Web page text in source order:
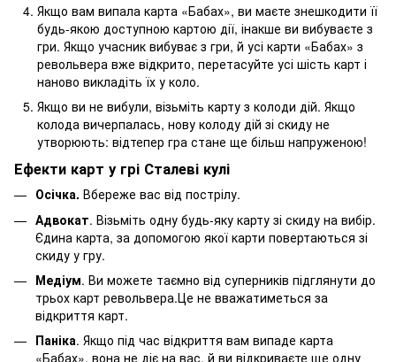
Якщо вам випала карта «Бабах», ви маєте знешкодити її
будь-якою доступною картою дії, інакше ви вибуваєте з
гри. Якщо учасник вибуває з гри, й усі карти «Бабах» з
револьвера вже відкрито, перетасуйте усі шість карт і
наново викладіть їх у коло.
Якщо ви не вибули, візьміть карту з колоди дій. Якщо
колода вичерпалась, нову колоду дій зі скиду не
утворюють: відтепер гра стане ще більш напруженою!
Ефекти карт у грі Сталеві кулі
Осічка. Вбереже вас від пострілу.
Адвокат. Візьміть одну будь-яку карту зі скиду на вибір.
Єдина карта, за допомогою якої карти повертаються зі
скиду у гру.
Медіум. Ви можете таємно від суперників підглянути до
трьох карт револьвера.Це не вважатиметься за
відкриття карт.
Паніка. Якщо під час відкриття вам випаде карта
«Бабах», вона не діє на вас, й ви відкриваєте ще одну